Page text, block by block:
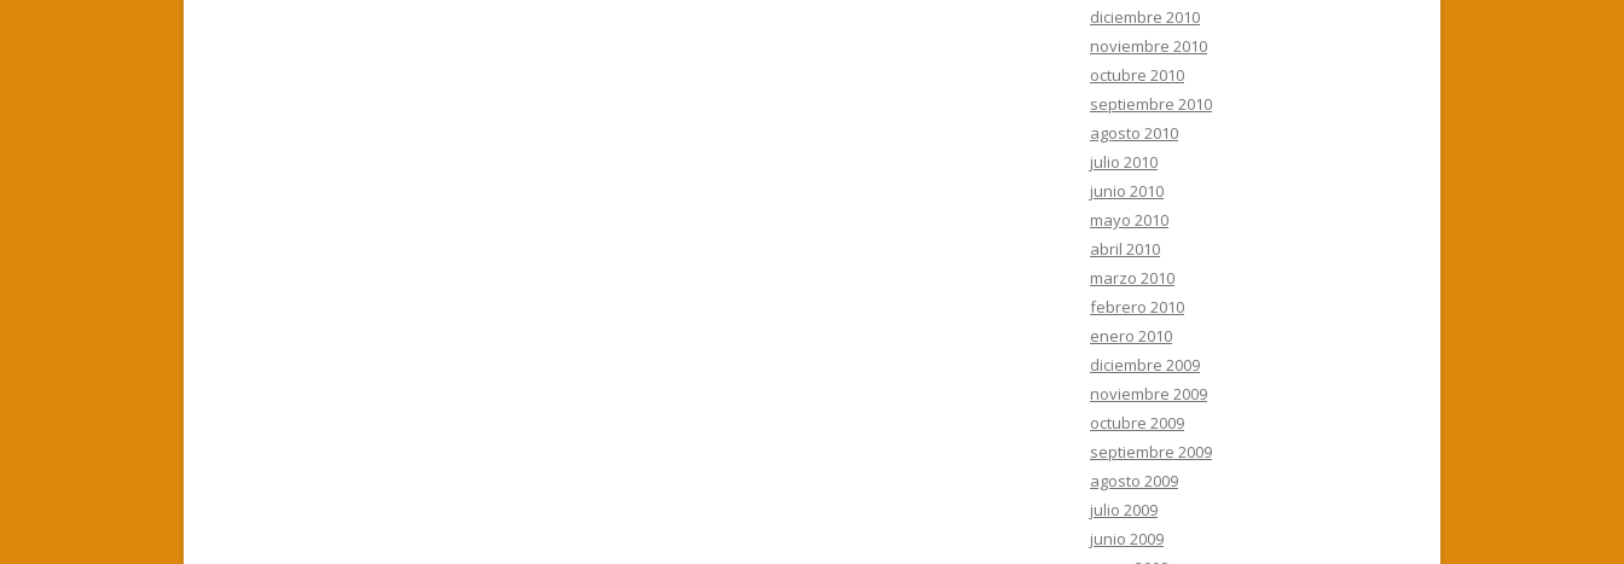
diciembre 2010
noviembre 2010
octubre 2010
septiembre 2010
agosto 2010
julio 2010
junio 2010
mayo 2010
abril 2010
marzo 2010
febrero 2010
enero 2010
diciembre 2009
noviembre 2009
octubre 2009
septiembre 2009
agosto 2009
julio 2009
junio 2009